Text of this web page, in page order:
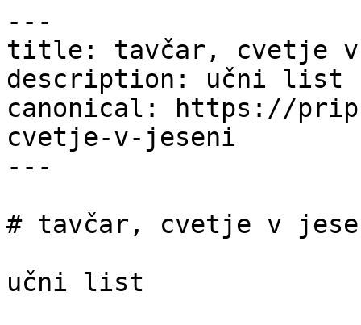
---
title: tavčar, cvetje v
description: učni list
canonical: https://
cvetje-v-jeseni
---
# tavčar, cvetje v
učni list